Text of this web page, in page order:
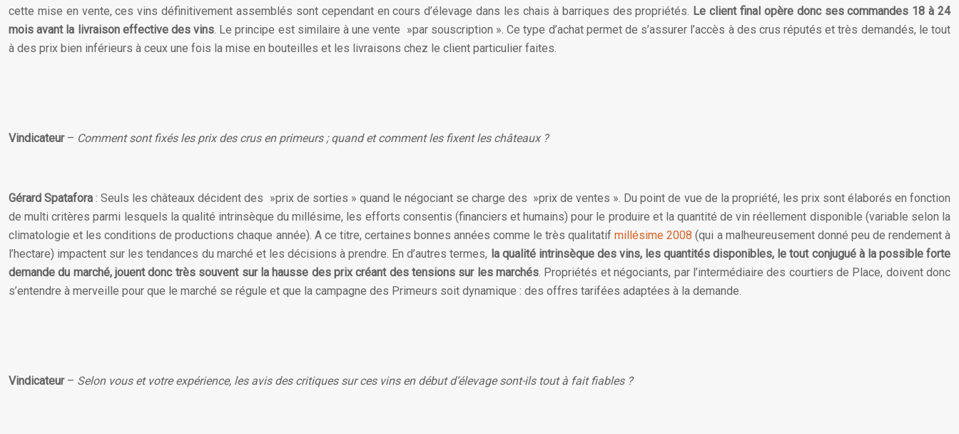
cette mise en vente, ces vins définitivement assemblés sont cependant en cours d’élevage dans les chais à barriques des propriétés. Le client final opère donc ses commandes 18 à 24
mois avant la livraison effective des vins. Le principe est similaire à une vente »par souscription ». Ce type d’achat permet de s’assurer l’accès à des crus réputés et très demandés, le tout
à des prix bien inférieurs à ceux une fois la mise en bouteilles et les livraisons chez le client particulier faites.
Vindicateur– Comment sont fixés les prix des crus en primeurs ; quand et comment les fixent les châteaux ?
Gérard Spatafora: Seuls les châteaux décident des »prix de sorties » quand le négociant se charge des »prix de ventes ». Du point de vue de la propriété, les prix sont élaborés en fonction
de multi critères parmi lesquels la qualité intrinsèque du millésime, les efforts consentis (financiers et humains) pour le produire et la quantité de vin réellement disponible (variable selon la
climatologie et les conditions de productions chaque année). A ce titre, certaines bonnes années comme le très qualitatifmillésime 2008 (qui a malheureusement donné peu de rendement à
l’hectare) impactent sur les tendances du marché et les décisions à prendre. En d’autres termes, la qualité intrinsèque des vins, les quantités disponibles, le tout conjugué à la possible forte
demande du marché, jouent donc très souvent sur la hausse des prix créant des tensions sur les marchés. Propriétés et négociants, par l’intermédiaire des courtiers de Place, doivent donc
s’entendre à merveille pour que le marché se régule et que la campagne des Primeurs soit dynamique : des offres tarifées adaptées à la demande.
Vindicateur– Selon vous et votre expérience, les avis des critiques sur ces vins en début d’élevage sont-ils tout à fait fiables ?